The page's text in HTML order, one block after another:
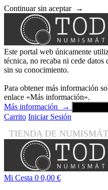
Continuar sin aceptar →
Este portal web únicamente
técnica, no recaba ni cede datos
sin su conocimiento.
Para obtener más información
enlace «Más información».
Más información
→
Carrito Iniciar Sesión
TIENDA DE
Mi Cesta 0 0,00 €